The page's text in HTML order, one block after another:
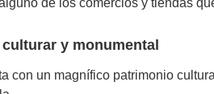
de los comercios y tiendas
y monumental
con un magnífico patrimonio